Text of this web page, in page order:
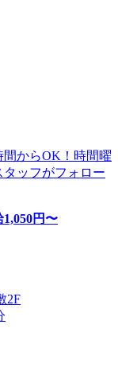
間からOK！時間曜
ッフがフォロー
1,050円〜
2F